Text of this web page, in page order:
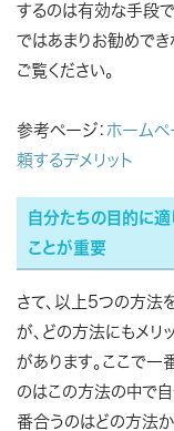
するのは有効な手段
ではあまりお勧めで
ご覧ください。
参考ページ： ホームペ
頼するデメリット
自分たちの目的に
ことが重要
さて、以上5つの方法
が、どの方法にもメリ
があります。ここで一
のはこの方法の中で
番合うのはどの方法